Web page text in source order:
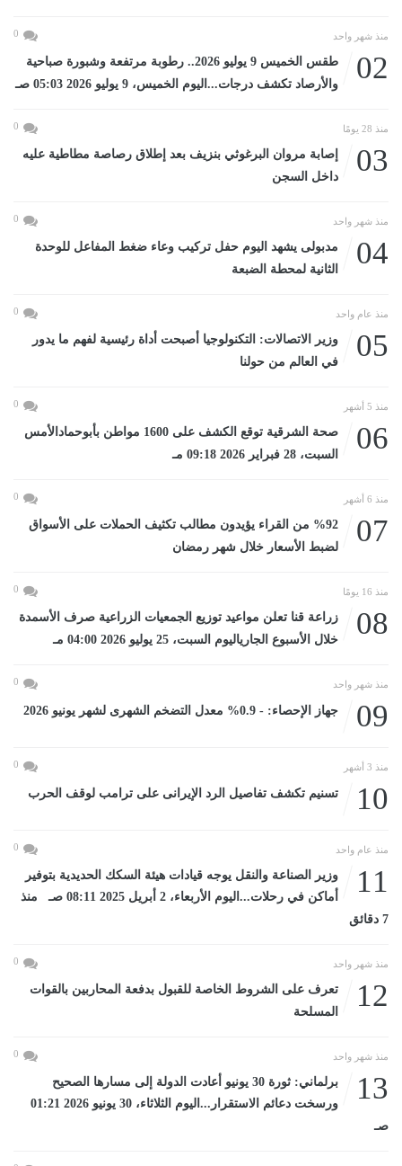
منذ شهر واحد 0
02
طقس الخميس 9 يوليو 2026.. رطوبة مرتفعة وشبورة صباحية
والأرصاد تكشف درجات...اليوم الخميس، 9 يوليو 2026 05:03 صـ
منذ 28 يومًا 0
03
إصابة مروان البرغوثي بنزيف بعد إطلاق رصاصة مطاطية عليه
داخل السجن
منذ شهر واحد 0
04
مدبولى يشهد اليوم حفل تركيب وعاء ضغط المفاعل للوحدة
الثانية لمحطة الضبعة
منذ عام واحد 0
05
وزير الاتصالات: التكنولوجيا أصبحت أداة رئيسية لفهم ما يدور
في العالم من حولنا
منذ 5 أشهر 0
06
صحة الشرقية توقع الكشف على 1600 مواطن بأبوحمادالأمس
السبت، 28 فبراير 2026 09:18 مـ
منذ 6 أشهر 0
07
%92 من القراء يؤيدون مطالب تكثيف الحملات على الأسواق
لضبط الأسعار خلال شهر رمضان
منذ 16 يومًا 0
08
زراعة قنا تعلن مواعيد توزيع الجمعيات الزراعية صرف الأسمدة
خلال الأسبوع الجارياليوم السبت، 25 يوليو 2026 04:00 مـ
منذ شهر واحد 0
09 جهاز الإحصاء: - 0.9% معدل التضخم الشهرى لشهر يونيو 2026
منذ 3 أشهر 0
10 تسنيم تكشف تفاصيل الرد الإيرانى على ترامب لوقف الحرب
منذ عام واحد 0
11
وزير الصناعة والنقل يوجه قيادات هيئة السكك الحديدية بتوفير
أماكن في رحلات...اليوم الأربعاء، 2 أبريل 2025 08:11 صـ منذ
7 دقائق
منذ شهر واحد 0
12
تعرف على الشروط الخاصة للقبول بدفعة المحاربين بالقوات
المسلحة
منذ شهر واحد 0
13
برلماني: ثورة 30 يونيو أعادت الدولة إلى مسارها الصحيح
ورسخت دعائم الاستقرار...اليوم الثلاثاء، 30 يونيو 2026 01:21
صـ